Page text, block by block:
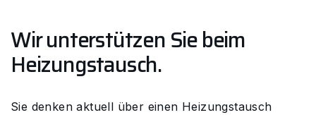
Wir unterstützen Sie beim
Heizungstausch.
Sie denken aktuell über einen Heizungstausch
Servus!